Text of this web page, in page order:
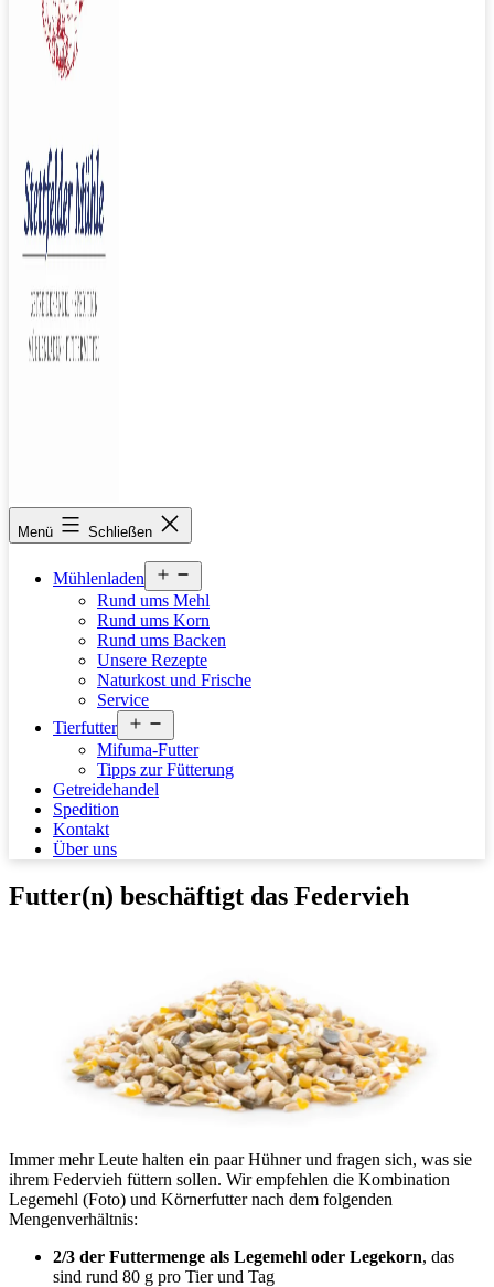
stettfelder-
muehle.de
Menü Schließen
Mühlenladen
öffnen
Rund ums Mehl
Rund ums Korn
Rund ums Backen
Unsere Rezepte
Naturkost und Frische
Service
Tierfutter
öffnen
Mifuma-Futter
Tipps zur Fütterung
Getreidehandel
Spedition
Kontakt
Über uns
Futter(n) beschäftigt das Federvieh
Immer mehr Leute halten ein paar Hühner und fragen sich, was sie
ihrem Federvieh füttern sollen. Wir empfehlen die Kombination
Legemehl (Foto) und Körnerfutter nach dem folgenden
Mengenverhältnis:
2/3 der Futtermenge als Legemehl oder Legekorn, das
sind rund 80 g pro Tier und Tag